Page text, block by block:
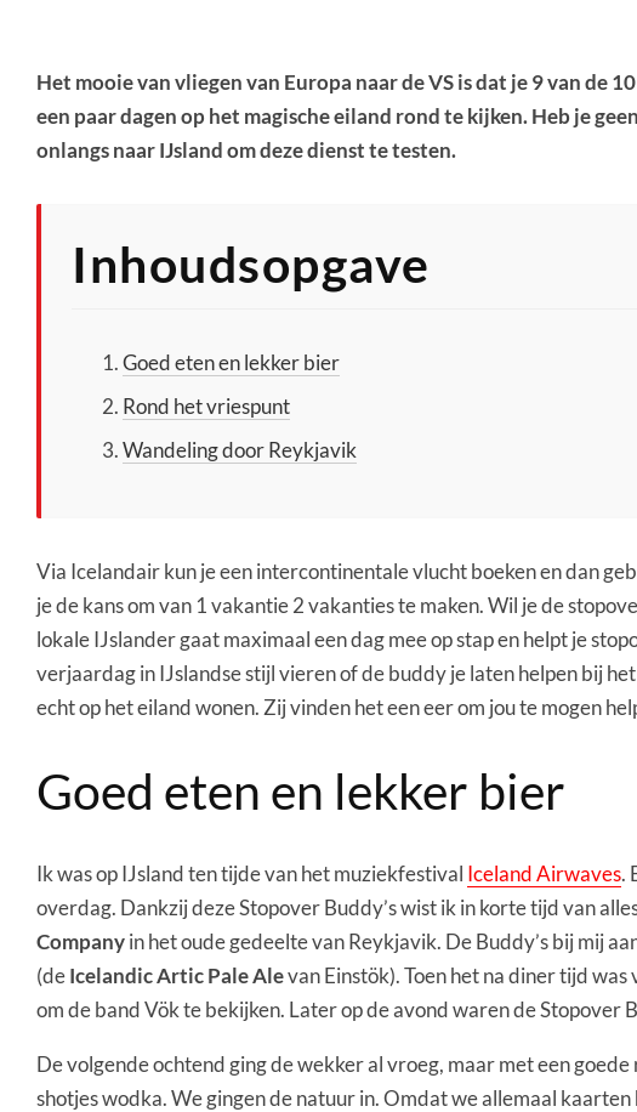
Het mooie van vliegen van Europa naar de VS is dat je 9 van de
een paar dagen op het magische eiland rond te kijken. Heb je
onlangs naar IJsland om deze dienst te testen.
Inhoudsopgave
Goed eten en lekker bier
Rond het vriespunt
Wandeling door Reykjavik
Via Icelandair kun je een intercontinentale vlucht boeken en dan
je de kans om van 1 vakantie 2 vakanties te maken. Wil je de
lokale IJslander gaat maximaal een dag mee op stap en helpt je
verjaardag in IJslandse stijl vieren of de buddy je laten helpen bij
echt op het eiland wonen. Zij vinden het een eer om jou te mogen
Goed eten en lekker bier
Ik was op IJsland ten tijde van het muziekfestival Iceland Airwaves.
overdag. Dankzij deze Stopover Buddy’s wist ik in korte tijd van
Companyin het oude gedeelte van Reykjavik. De Buddy’s bij mij
(deIcelandic Artic Pale Alevan Einstök). Toen het na diner tijd
om de band Vök te bekijken. Later op de avond waren de
De volgende ochtend ging de wekker al vroeg, maar met een
shotjes wodka. We gingen de natuur in. Omdat we allemaal